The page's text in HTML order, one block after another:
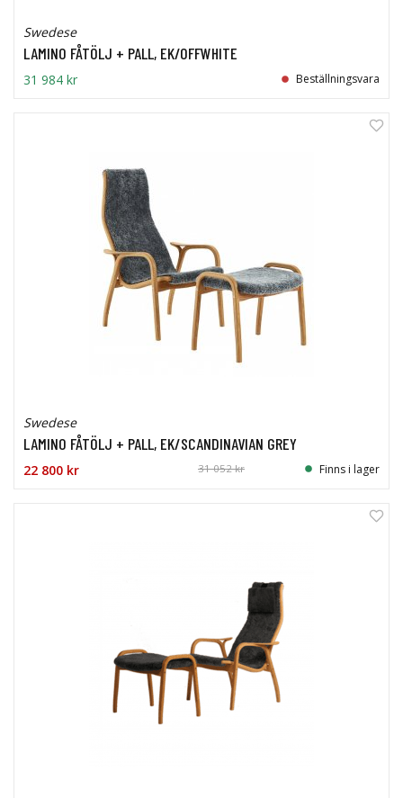
Swedese
LAMINO FÅTÖLJ + PALL, EK/OFFWHITE
31 984 kr Beställningsvara
Swedese
LAMINO FÅTÖLJ + PALL, EK/SCANDINAVIAN GREY
22 800 kr 31 052 kr Finns i lager